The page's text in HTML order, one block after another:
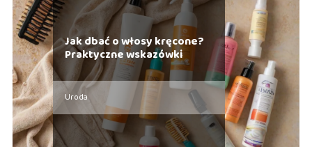
Jak dbać o włosy kręcone?
Praktyczne wskazówki
Uroda